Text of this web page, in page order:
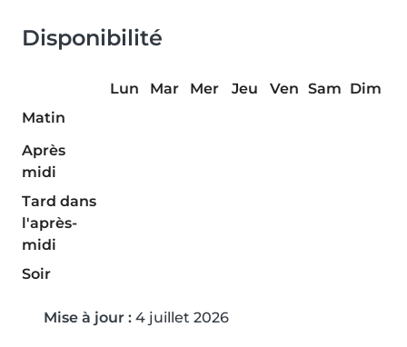
Disponibilité
Lun Mar Mer Jeu Ven Sam Dim
Matin
Après
midi
Tard dans
l'après-
midi
Soir
Mise à jour : 4 juillet 2026